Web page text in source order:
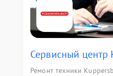
Сервисный центр
Ремонт техники